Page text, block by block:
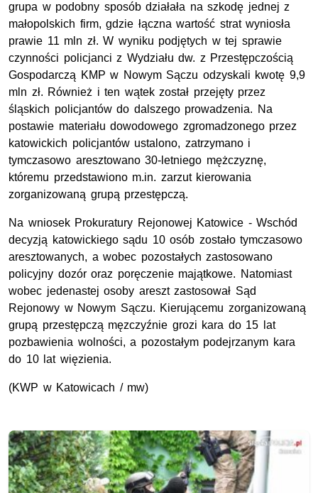
grupa w podobny sposób działała na szkodę jednej z
małopolskich firm, gdzie łączna wartość strat wyniosła
prawie 11 mln zł. W wyniku podjętych w tej sprawie
czynności policjanci z Wydziału dw. z Przestępczością
Gospodarczą KMP w Nowym Sączu odzyskali kwotę 9,9
mln zł. Również i ten wątek został przejęty przez
śląskich policjantów do dalszego prowadzenia. Na
postawie materiału dowodowego zgromadzonego przez
katowickich policjantów ustalono, zatrzymano i
tymczasowo aresztowano 30-letniego mężczyznę,
któremu przedstawiono m.in. zarzut kierowania
zorganizowaną grupą przestępczą.
Na wniosek Prokuratury Rejonowej Katowice - Wschód
decyzją katowickiego sądu 10 osób zostało tymczasowo
aresztowanych, a wobec pozostałych zastosowano
policyjny dozór oraz poręczenie majątkowe. Natomiast
wobec jedenastej osoby areszt zastosował Sąd
Rejonowy w Nowym Sączu. Kierującemu zorganizowaną
grupą przestępczą męzczyźnie grozi kara do 15 lat
pozbawienia wolności, a pozostałym podejrzanym kara
do 10 lat więzienia.
(KWP w Katowicach / mw)